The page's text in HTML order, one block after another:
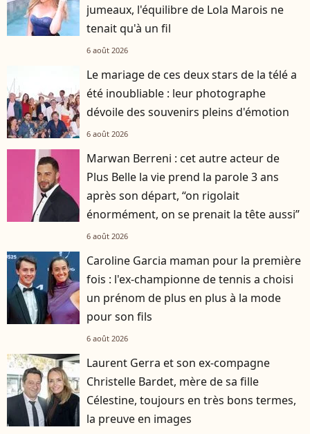
jumeaux, l'équilibre de Lola Marois ne
tenait qu'à un fil
6 août 2026
Le mariage de ces deux stars de la télé a
été inoubliable : leur photographe
dévoile des souvenirs pleins d'émotion
6 août 2026
Marwan Berreni : cet autre acteur de
Plus Belle la vie prend la parole 3 ans
après son départ, “on rigolait
énormément, on se prenait la tête aussi”
6 août 2026
Caroline Garcia maman pour la première
fois : l'ex-championne de tennis a choisi
un prénom de plus en plus à la mode
pour son fils
6 août 2026
Laurent Gerra et son ex-compagne
Christelle Bardet, mère de sa fille
Célestine, toujours en très bons termes,
la preuve en images